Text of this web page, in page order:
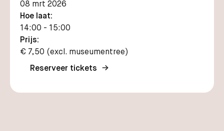
08 mrt 2026
Hoe laat:
14:00 - 15:00
Prijs:
€ 7,50 (excl. museumentree)
Reserveer tickets